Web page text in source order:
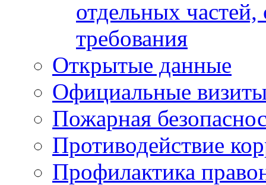
отдельных
требования
Открытые данные
Официальные
Пожарная
Противодействие
Профилактика